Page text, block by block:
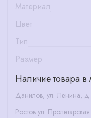
Материал
Цвет
Тип
Размер
Наличие товара в
Данилов, ул. Ленина,
Ростов ул.